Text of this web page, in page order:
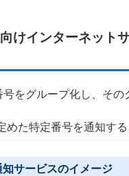
けインターネット
号をグループ化し、そ
めた特定番号を通知す
サービスのイメージ